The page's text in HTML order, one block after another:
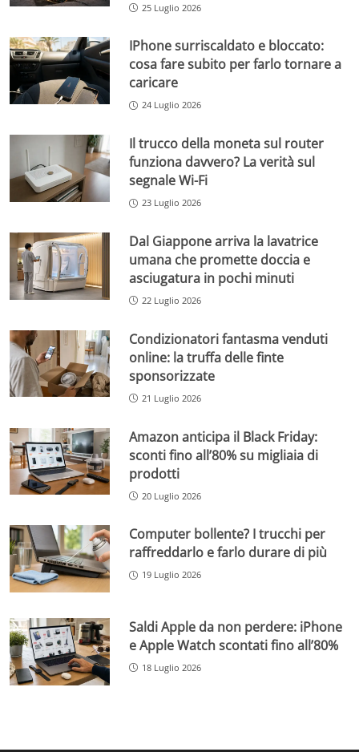
25 Luglio 2026
IPhone surriscaldato e bloccato:
cosa fare subito per farlo tornare a
caricare
24 Luglio 2026
Il trucco della moneta sul router
funziona davvero? La verità sul
segnale Wi-Fi
23 Luglio 2026
Dal Giappone arriva la lavatrice
umana che promette doccia e
asciugatura in pochi minuti
22 Luglio 2026
Condizionatori fantasma venduti
online: la truffa delle finte
sponsorizzate
21 Luglio 2026
Amazon anticipa il Black Friday:
sconti fino all’80% su migliaia di
prodotti
20 Luglio 2026
Computer bollente? I trucchi per
raffreddarlo e farlo durare di più
19 Luglio 2026
Saldi Apple da non perdere: iPhone
e Apple Watch scontati fino all’80%
18 Luglio 2026